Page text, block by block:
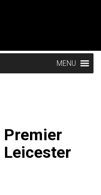
MENU
Premier
Leicester